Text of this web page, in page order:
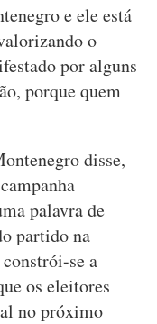
e ele está
o
por alguns
porque quem
disse,
palavra de
partido na
se a
os eleitores
no próximo